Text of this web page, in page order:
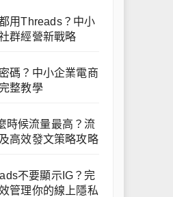
用Threads？中小
群經營新戰略
碼？中小企業電商
整教學
時候流量最高？流
高效發文策略攻略
不要顯示IG？完
管理你的線上隱私